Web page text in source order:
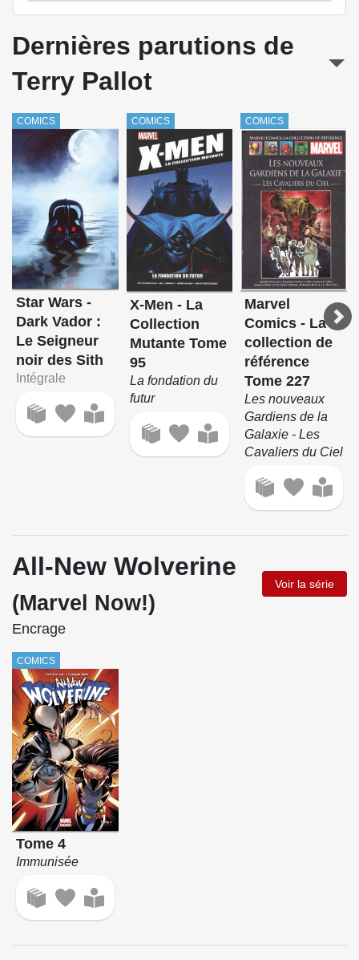
Star Wars - Récits d'une Galaxie Lointaine
Venom (Remender / Fowler)
X-Men (Brian Wood)
X-Men: Blue
Dernières parutions de
Terry Pallot
COMICS
Star Wars -
Dark Vador :
Le Seigneur
noir des Sith
Intégrale
COMICS
X-Men - La
Collection
Mutante Tome
95
La fondation du
futur
COMICS
Marvel
Comics - La
collection de
référence
Tome 227
Les nouveaux
Gardiens de la
Galaxie - Les
Cavaliers du Ciel
All-New Wolverine
(Marvel Now!)
Voir la série
Encrage
COMICS
Tome 4
Immunisée